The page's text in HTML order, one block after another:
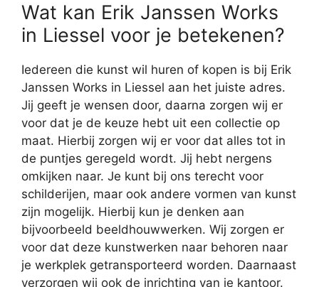
Wat kan Erik Janssen Works
in Liessel voor je betekenen?
Iedereen die kunst wil huren of kopen is bij Erik
Janssen Works in Liessel aan het juiste adres.
Jij geeft je wensen door, daarna zorgen wij er
voor dat je de keuze hebt uit een collectie op
maat. Hierbij zorgen wij er voor dat alles tot in
de puntjes geregeld wordt. Jij hebt nergens
omkijken naar. Je kunt bij ons terecht voor
schilderijen, maar ook andere vormen van kunst
zijn mogelijk. Hierbij kun je denken aan
bijvoorbeeld beeldhouwwerken. Wij zorgen er
voor dat deze kunstwerken naar behoren naar
je werkplek getransporteerd worden. Daarnaast
verzorgen wij ook de inrichting van je kantoor.